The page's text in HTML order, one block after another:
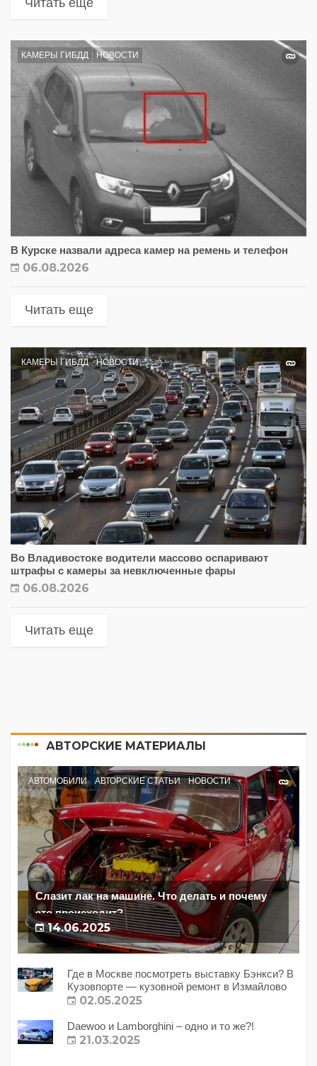
КАМЕРЫ ГИБДД НОВОСТИ
В Курске назвали адреса камер на ремень и телефон
06.08.2026
Читать еще
КАМЕРЫ ГИБДД НОВОСТИ
Во Владивостоке водители массово оспаривают
штрафы с камеры за невключенные фары
06.08.2026
Читать еще
АВТОРСКИЕ МАТЕРИАЛЫ
АВТОМОБИЛИ АВТОРСКИЕ СТАТЬИ НОВОСТИ
Слазит лак на машине. Что делать и почему
это происходит?
14.06.2025
Где в Москве посмотреть выставку Бэнкси? В
Кузовпорте — кузовной ремонт в Измайлово
02.05.2025
Daewoo и Lamborghini – одно и то же?!
21.03.2025